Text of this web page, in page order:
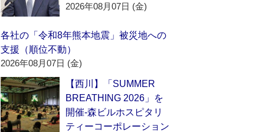
2026年08月07日 (金)
各社の「令和8年熊本地震」被災地への
支援（順位不動）
2026年08月07日 (金)
【西川】「SUMMER
BREATHING 2026」を
開催‐森ビルホスピタリ
ティーコーポレーション